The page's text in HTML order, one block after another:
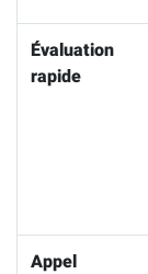
Évaluation
rapide
Appel